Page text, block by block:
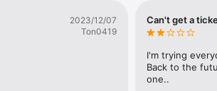
ケットはベストプライス？心配無用！
ロードウェイ作品の抽選に応募でフリーチケッ
超格安当日チケットを毎朝先着順で購入可能
2023/12/07
Ton0419
Can't get a
I'm trying
Back to the
one..